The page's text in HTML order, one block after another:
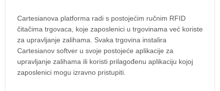
Cartesianova platforma radi s postojećim ručnim RFID
čitačima trgovaca, koje zaposlenici u trgovinama već koriste
za upravljanje zalihama. Svaka trgovina instalira
Cartesianov softver u svoje postojeće aplikacije za
upravljanje zalihama ili koristi prilagođenu aplikaciju kojoj
zaposlenici mogu izravno pristupiti.